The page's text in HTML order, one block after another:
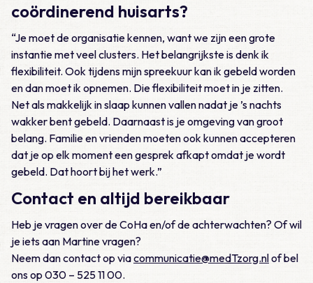
coördinerend huisarts?
“Je moet de organisatie kennen, want we zijn een grote
instantie met veel clusters. Het belangrijkste is denk ik
flexibiliteit. Ook tijdens mijn spreekuur kan ik gebeld worden
en dan moet ik opnemen. Die flexibiliteit moet in je zitten.
Net als makkelijk in slaap kunnen vallen nadat je ’s nachts
wakker bent gebeld. Daarnaast is je omgeving van groot
belang. Familie en vrienden moeten ook kunnen accepteren
dat je op elk moment een gesprek afkapt omdat je wordt
gebeld. Dat hoort bij het werk.”
Contact en altijd bereikbaar
Heb je vragen over de CoHa en/of de achterwachten? Of wil
je iets aan Martine vragen?
Neem dan contact op viacommunicatie@medTzorg.nlof bel
ons op 030 – 525 11 00.